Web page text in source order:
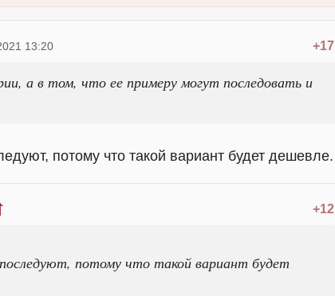
+17
13:20
а в том, что ее примеру могут последовать и
потому что такой вариант будет дешевле.
+12
потому что такой вариант будет